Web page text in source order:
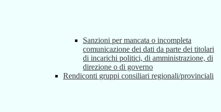
Sanzioni per mancata o incompleta
comunicazione dei dati da parte dei titolari
di incarichi politici, di amministrazione, di
direzione o di governo
Rendiconti gruppi consiliari regionali/provinciali